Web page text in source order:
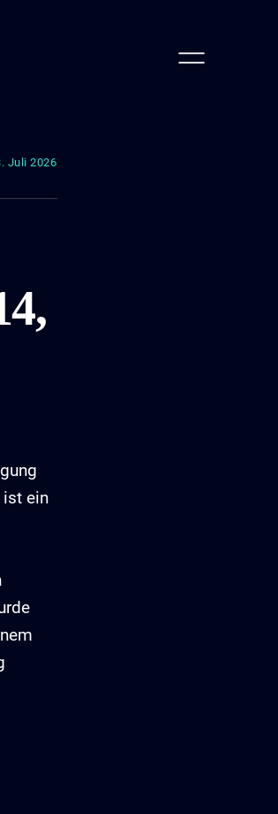
Juli 2026
ist ein